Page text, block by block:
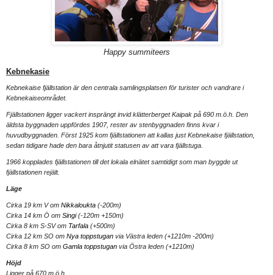
Happy summiteers
Kebnekasie
Kebnekaise fjällstation är den centrala samlingsplatsen för turister och vandrare i
Kebnekaiseområdet.
Fjällstationen ligger vackert insprängt invid klätterberget Kaipak på 690 m.ö.h. Den
äldsta byggnaden uppfördes 1907, rester av stenbyggnaden finns kvar i
huvudbyggnaden. Först 1925 kom fjällstationen att kallas just Kebnekaise fjällstation,
sedan tidigare hade den bara åtnjutit statusen av att vara fjällstuga.
1966 kopplades fjällstationen till det lokala elnätet samtidigt som man byggde ut
fjällstationen rejält.
Läge
Cirka 19 km V om Nikkaloukta (-200m)
Cirka 14 km Ö om Singi(-120m +150m)
Cirka 8 km S-SV om Tarfala (+500m)
Cirka 12 km SO om Nya toppstugan via Västra leden (+1210m -200m)
Cirka 8 km SO om Gamla toppstugan via Östra leden (+1210m)
Höjd
Ligger på 670 m.ö.h.